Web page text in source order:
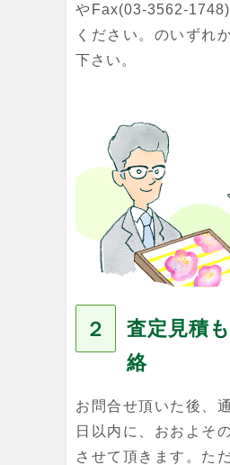
やFax(03-3562-
ください。のいずれ
下さい。
２
査定見積
絡
お問合せ頂いた後、
日以内に、おおよそ
させて頂きます。た